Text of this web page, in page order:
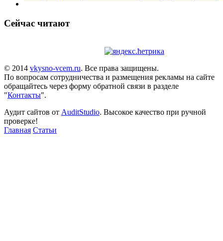
Сейчас читают
© 2014 vkysno-vcem.ru. Все права защищены.
По вопросам сотрудничества и размещения рекламы на сайте
обращайтесь через форму обратной связи в разделе
"Контакты".
Аудит сайтов от AuditStudio. Высокое качество при ручной
проверке!
Главная Статьи